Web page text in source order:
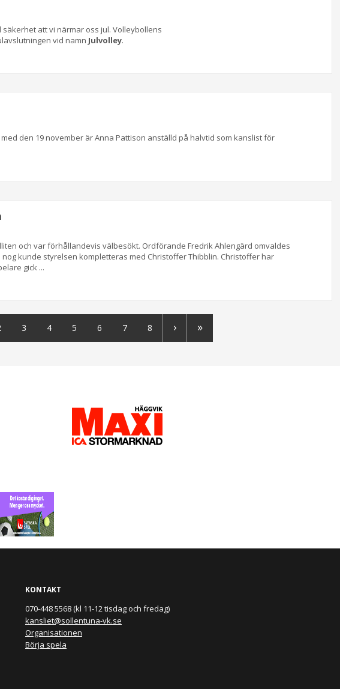
att vi närmar oss jul. Volleybollens
vid namn Julvolley.
den 19 november är Anna Pattison anställd på halvtid som kanslist för
och var förhållandevis välbesökt. Ordförande Fredrik Ahlengärd omvaldes
kunde styrelsen kompletteras med Christoffer Thibblin. Christoffer har
gick ...
› »
3 4 5 6 7 8
KONTAKT
070-448 5568 (kl 11-12 tisdag och fredag)
kansliet@sollentuna-vk.se
Organisationen
Börja spela